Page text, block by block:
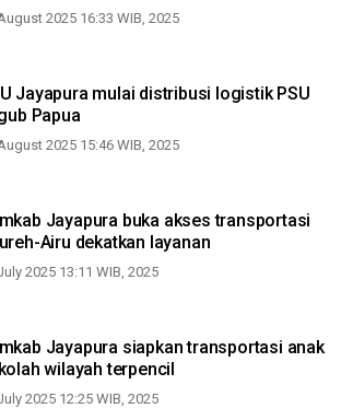
2025 16:33 WIB, 2025
Jayapura mulai distribusi logistik PSU
Papua
2025 15:46 WIB, 2025
Jayapura buka akses transportasi
Airu dekatkan layanan
2025 13:11 WIB, 2025
Jayapura siapkan transportasi anak
wilayah terpencil
2025 12:25 WIB, 2025